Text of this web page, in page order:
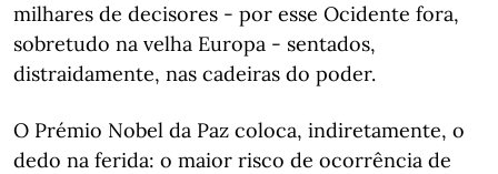
milhares de decisores - por esse Ocidente fora,
sobretudo na velha Europa - sentados,
distraidamente, nas cadeiras do poder.
O Prémio Nobel da Paz coloca, indiretamente, o
dedo na ferida: o maior risco de ocorrência de